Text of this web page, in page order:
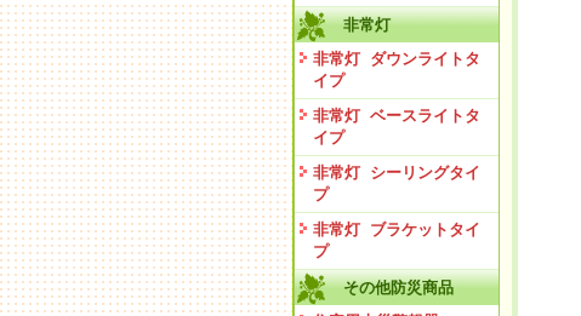
非常灯
非常灯 ダウンライトタ
イプ
非常灯 ベースライトタ
イプ
非常灯 シーリングタイ
プ
非常灯 ブラケットタイ
プ
その他防災商品